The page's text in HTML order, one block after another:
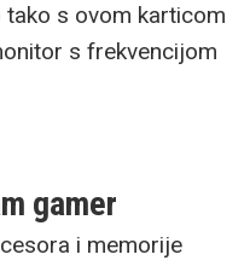
tako s ovom karticom
s frekvencijom
gamer
i memorije